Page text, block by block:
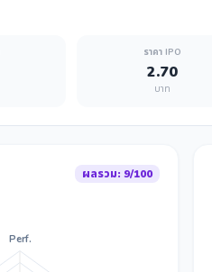
ราคา IPO
2.70
บาท
ผลรวม: 9/100
Perf.